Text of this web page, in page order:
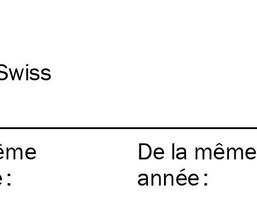
:
De la même
année: